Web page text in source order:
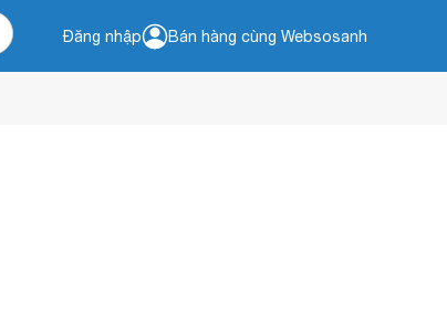
Đăng nhập Bán hàng cùng Websosanh